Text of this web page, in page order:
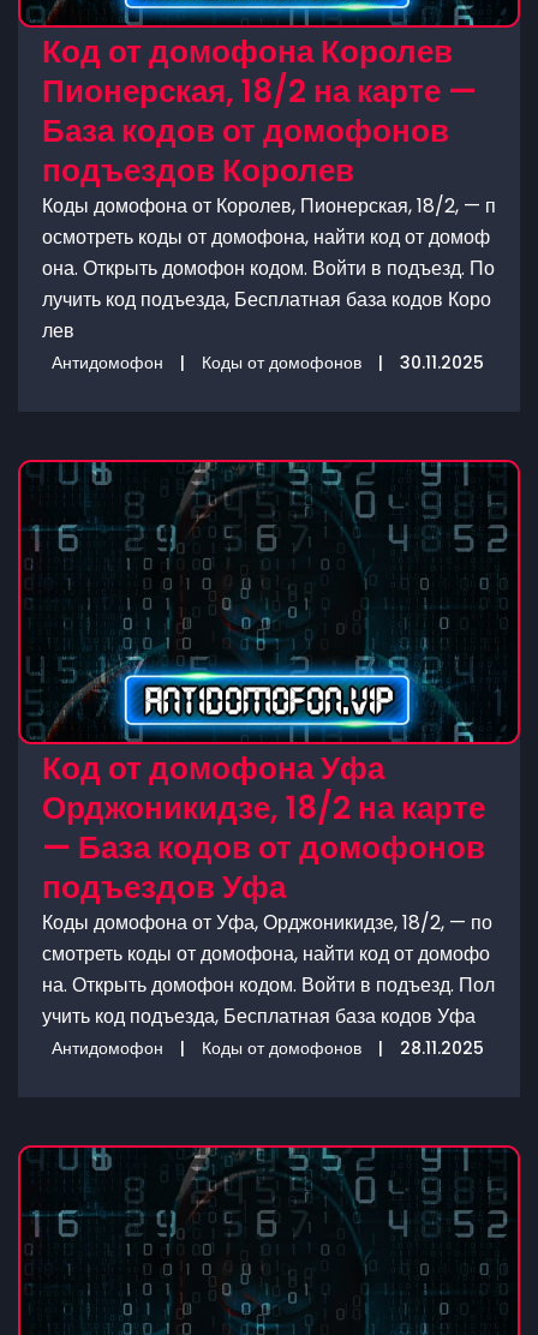
Код от домофона Королев
Пионерская, 18/2 на карте —
База кодов от домофонов
подъездов Королев
Коды домофона от Королев, Пионерская, 18/2, — п
осмотреть коды от домофона, найти код от домоф
она. Открыть домофон кодом. Войти в подъезд. По
лучить код подъезда, Бесплатная база кодов Коро
лев
Антидомофон | Коды от домофонов | 30.11.2025
Код от домофона Уфа
Орджоникидзе, 18/2 на карте
— База кодов от домофонов
подъездов Уфа
Коды домофона от Уфа, Орджоникидзе, 18/2, — по
смотреть коды от домофона, найти код от домофо
на. Открыть домофон кодом. Войти в подъезд. Пол
учить код подъезда, Бесплатная база кодов Уфа
Антидомофон | Коды от домофонов | 28.11.2025